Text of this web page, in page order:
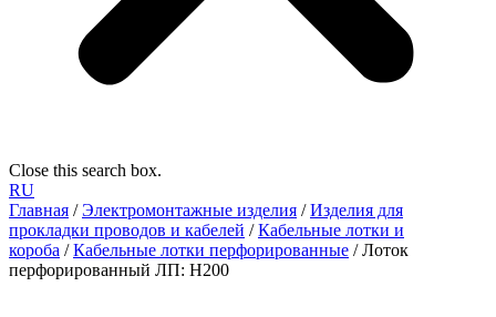
Close this search box.
RU
Главная /Электромонтажные изделия /Изделия для
прокладки проводов и кабелей /Кабельные лотки и
короба /Кабельные лотки перфорированные / Лоток
перфорированный ЛП: H200